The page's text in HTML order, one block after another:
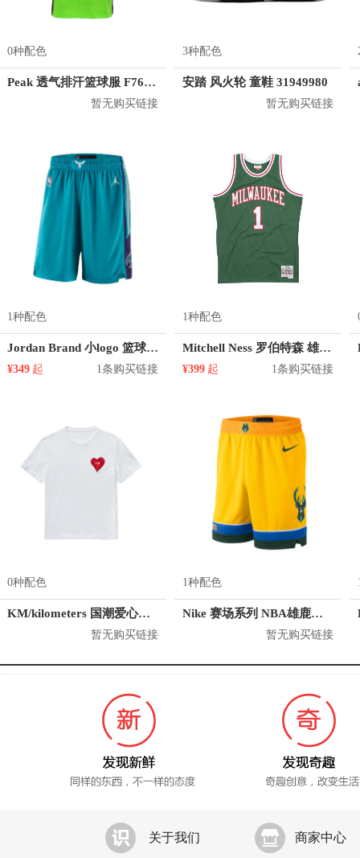
0种配色
Peak 透气排汗篮球服 F762101
暂无购买链接
3种配色
安踏 风火轮 童鞋 31949980
暂无购买链接
1种配色
Jordan Brand 小logo 篮球训练运动短裤 AJ5590
¥349 起 1条购买链接
1种配色
Mitchell Ness 罗伯特森 雄鹿队 1号球衣
¥399 起 1条购买链接
0种配色
KM/kilometers 国潮爱心短袖T恤 M2X2108466
暂无购买链接
1种配色
Nike 赛场系列 NBA雄鹿队篮球短裤 912123
暂无购买链接
关于我们 商家中心